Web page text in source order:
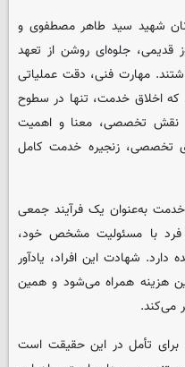
شهید سید طاهر مصطفوی و
جلوه‌ای روشن از تعهد
مهارت فنی، دقت عملیاتی
که اخلاق خدمت، تنها در سطوح
نقش تخصصی، معنا و اهمیت
تخصصی، زنجیره خدمت کامل
به‌عنوان یک فرآیند جمعی
فرد با مسئولیت مشخص خود،
شهادت این افراد، یادآور
هزینه همراه می‌شود و همین
می‌کند.
تأمل در این حقیقت است